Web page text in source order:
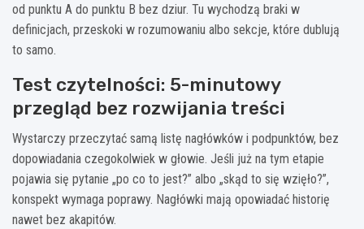
od punktu A do punktu B bez dziur. Tu wychodzą braki w
definicjach, przeskoki w rozumowaniu albo sekcje, które dublują
to samo.
Test czytelności: 5-minutowy
przegląd bez rozwijania treści
Wystarczy przeczytać samą listę nagłówków i podpunktów, bez
dopowiadania czegokolwiek w głowie. Jeśli już na tym etapie
pojawia się pytanie „po co to jest?” albo „skąd to się wzięło?”,
konspekt wymaga poprawy. Nagłówki mają opowiadać historię
nawet bez akapitów.